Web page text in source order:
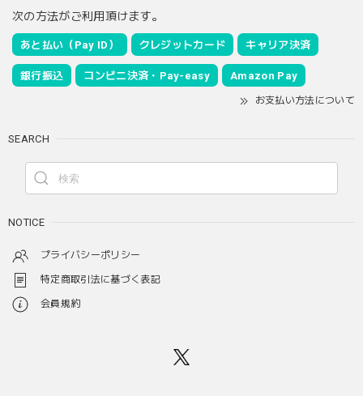
次の方法がご利用頂けます。
あと払い（Pay ID） クレジットカード キャリア決済
銀行振込 コンビニ決済・Pay-easy Amazon Pay
お支払い方法について
SEARCH
NOTICE
プライバシーポリシー
特定商取引法に基づく表記
会員規約